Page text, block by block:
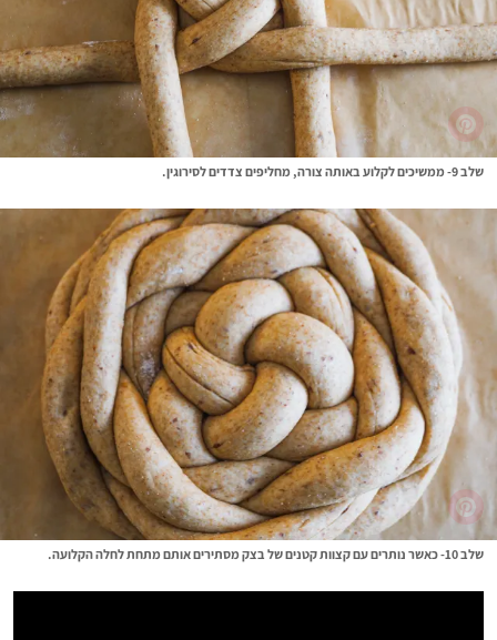
שלב 9- ממשיכים לקלוע באותה צורה, מחליפים צדדים לסירוגין.
שלב 10- כאשר נותרים עם קצוות קטנים של בצק מסתירים אותם מתחת לחלה הקלועה.